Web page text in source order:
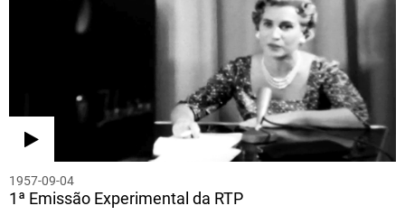
1957-09-04
1ª Emissão Experimental da RTP